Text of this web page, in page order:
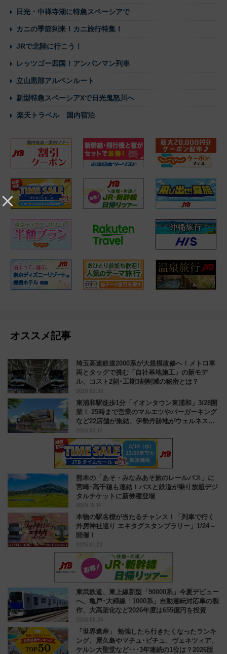
日光・中禅寺湖に特急スペーシアで
カニの季節到来！カニ旅行特集！
JRで北陸に行こう！
レッツゴー四国！アンパンマン列車
立山黒部アルペンルート
新型特急スペーシアXで日光鬼怒川へ
楽天トラベル 国内宿泊
オススメ記事
埼玉高速鉄道2000系が大規模改修へ！メトロ車
両とタッグで挑む「自社基地施工」の新モデ
ル、コスト2割･工期3割削減の秘密とは？
2026.03.30
東浦和駅徒歩1分「イオンタウン東浦和」3/28開
業！ 25時まで営業のマルエツやバーガーキング
など22店舗が集結、伊勢丹跡地がウェルネス拠
点に
2026.03.17
熊本の「あそ・みなみあそ旅のレールバス」に
宮崎･高千穂も連結！バスと鉄道が乗り放題デジ
タルチケットに新券種登場
2025.10.14
本物の駅名標が当たるチャンス！「列車で行く
外房神社巡り エキタグスタンプラリー」1/24～
開催！
2026.01.23
東武鉄道、東上線新型「90000系」今夏デビュー
へ、亀戸･大師線「1000系」自動運転対応車の製
作、大高架化など2026年度は655億円を投資
2026.05.24
「世界遺産」 勉強したら行きたくなったランキ
ング、屋久島やマチュ･ピチュ、ヴェネツィア、
ケルン大聖堂など･･･3年連続の1位は？2026版